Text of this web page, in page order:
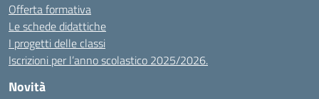
Offerta formativa
Le schede didattiche
I progetti delle classi
Iscrizioni per l’anno scolastico 2025/2026.
Novità